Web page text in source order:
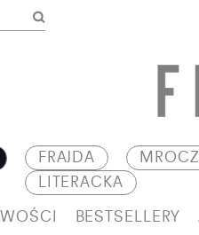
FRAJDA
LITERACKA
BESTSELLERY